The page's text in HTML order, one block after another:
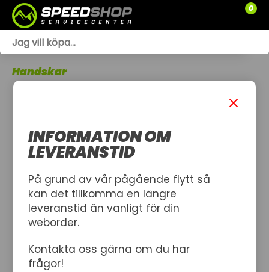
0
SLÄPVAGNAR
Handskar
INFORMATION OM
LEVERANSTID
På grund av vår pågående flytt så
kan det tillkomma en längre
leveranstid än vanligt för din
weborder.
Kontakta oss gärna om du har
frågor!